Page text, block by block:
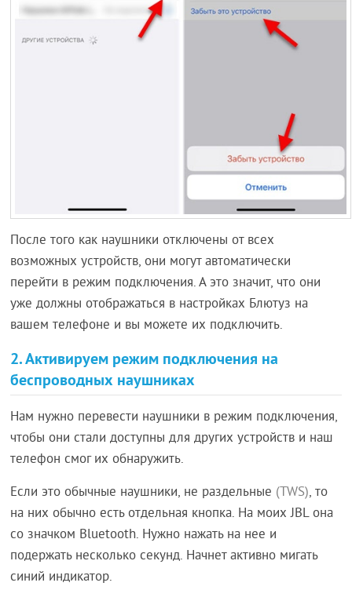
После того как наушники отключены от всех
возможных устройств, они могут автоматически
перейти в режим подключения. А это значит, что они
уже должны отображаться в настройках Блютуз на
вашем телефоне и вы можете их подключить.
2. Активируем режим подключения на
беспроводных наушниках
Нам нужно перевести наушники в режим подключения,
чтобы они стали доступны для других устройств и наш
телефон смог их обнаружить.
Если это обычные наушники, не раздельные (TWS), то
на них обычно есть отдельная кнопка. На моих JBL она
со значком Bluetooth. Нужно нажать на нее и
подержать несколько секунд. Начнет активно мигать
синий индикатор.